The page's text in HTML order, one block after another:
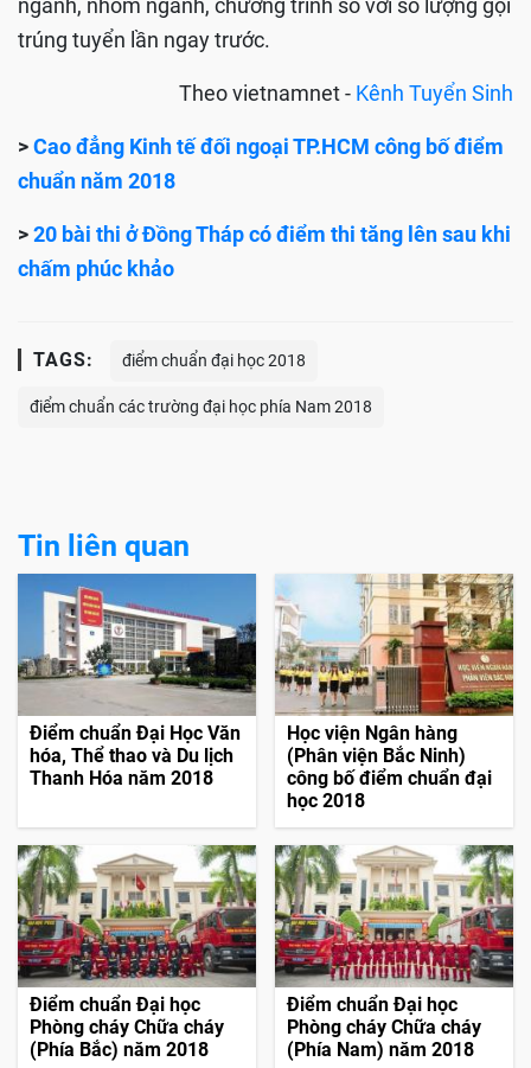
ngành, nhóm ngành, chương trình so với số lượng gọi
trúng tuyển lần ngay trước.
Theo vietnamnet - Kênh Tuyển Sinh
>Cao đẳng Kinh tế đối ngoại TP.HCM công bố điểm
chuẩn năm 2018
>20 bài thi ở Đồng Tháp có điểm thi tăng lên sau khi
chấm phúc khảo
TAGS: điểm chuẩn đại học 2018
điểm chuẩn các trường đại học phía Nam 2018
Tin liên quan
Điểm chuẩn Đại Học Văn
hóa, Thể thao và Du lịch
Thanh Hóa năm 2018
Học viện Ngân hàng
(Phân viện Bắc Ninh)
công bố điểm chuẩn đại
học 2018
Điểm chuẩn Đại học
Phòng cháy Chữa cháy
(Phía Bắc) năm 2018
Điểm chuẩn Đại học
Phòng cháy Chữa cháy
(Phía Nam) năm 2018